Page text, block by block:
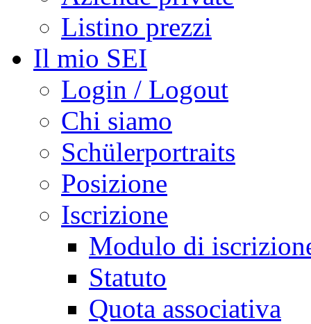
Listino prezzi
Il mio SEI
Login / Logout
Chi siamo
Schülerportraits
Posizione
Iscrizione
Modulo di
Statuto
Quota associativa